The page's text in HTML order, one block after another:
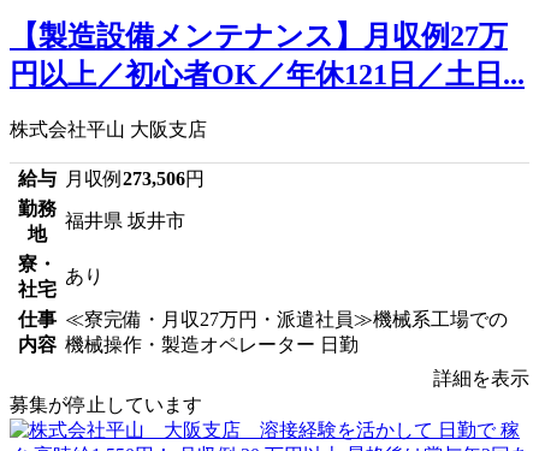
【製造設備メンテナンス】月収例27万
円以上／初心者OK／年休121日／土日...
株式会社平山 大阪支店
給与 月収例 273,506円
勤務
地
福井県 坂井市
寮・
社宅
あり
仕事
内容
≪寮完備・月収27万円・派遣社員≫機械系工場での
機械操作・製造オペレーター 日勤
詳細を表示
募集が停止しています